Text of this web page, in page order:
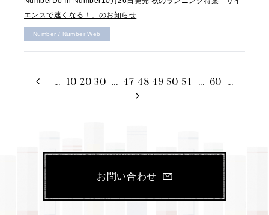
エンスで速くなる！」のお知らせ
Number / Number Web
... 10 20 30 ... 47 48 49 50 51 ... 60 ...
お問い合わせ